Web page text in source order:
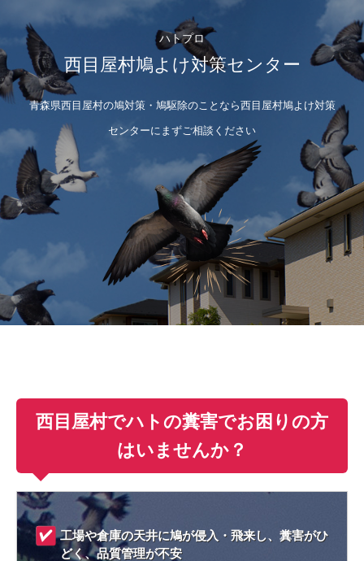
ハトプロ
西目屋村鳩よけ対策センター
青森県西目屋村の鳩対策・鳩駆除のことなら西目屋村鳩よけ対策
センターにまずご相談ください
西目屋村でハトの糞害でお困りの方
はいませんか？
工場や倉庫の天井に鳩が侵入・飛来し、糞害がひ
どく、品質管理が不安